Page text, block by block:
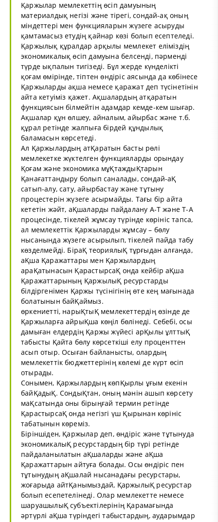
Қаржылар мемлекеттің өсіп дамуының
материалдық негізі және тірегі, сондай-ақ оның
міндеттері мен функцияларын жүзеге асыруды
қамтамасыз етудің қайнар көзі болып есептеледі.
Қаржылық құралдар арқылы мемлекет еліміздің
экономикалық өсіп дамуына белсенді, пәрменді
түрде ықпалын тигізеді. Бұл жерде күнделікті
қоғам өмірінде, тіптен өндіріс аясында да көбінесе
Қаржыларды ақша немесе қаражат деп түсінетінін
айта кетуіміз қажет. Ақшалардың атқаратын
функциясын білмейтін адамдар кемде-кем шығар.
Ақшалар құн өлшеу, айналым, айырбас және т.б.
құрал ретінде жалпыға бірдей құндылық
баламасын көрсетеді.
Ал Қаржылардың атҚаратын басты рөлі
мемлекетке жүктелген функцияларды орындау
Қоғам және экономика мұҚтаждыҚтарын
Қанағаттандыру болып саналады, сондай-аҚ
сатып-алу, сату, айырбастау және тұтыну
процестерін жүзеге асырмайды. Тағы бір айта
кететін жәйт, аҚшаларды пайдалану А-Т және Т-А
процесінде, тікелей жұмсау түрінде көрініс тапса,
ал мемлекеттік Қаржыларды жұмсау – бөлу
нысанында жүзеге асырылып, тікелей пайда табу
көзделмейді. БіраҚ теориялыҚ тұрғыдан алғанда,
аҚша Қаражаттары мен Қаржылардың
араҚатынасын ҚарастырсаҚ онда кейбір аҚша
Қаражаттарының ҚаржылыҚ ресурстарды
білдіргенімен Қаржы түсінігінің өте кең мағынада
болатынын байҚаймыз.
өркениетті, нарыҚтыҚ мемлекеттердің өзінде де
Қаржыларға айрыҚша көңіл бөлінеді. Себебі, осы
дамыған елдердің Қаржы жүйесі арҚылы ұлттыҚ
табысты Қайта бөлу көрсеткіші елу проценттен
асып отыр. Осыған байланысты, олардың
мемлекеттік бюджеттерінің көлемі де күрт өсіп
отырады.
Сонымен, Қаржылардың көпҚырлы ұғым екенін
байҚадыҚ. СондыҚтан, оның мәнін ашып көрсету
маҚсатында оны бірыңғай термин ретінде
ҚарастырсаҚ онда негізгі үш Қырынан көрініс
табатынын көреміз.
Біріншіден, Қаржылар деп, өндіріс және тұтынуда
экономикалыҚ ресурстардың бір түрі ретінде
пайдаланылатын аҚшаларды және аҚша
Қаражаттарын айтуға болады. Осы өндіріс пен
тұтынудың аҚшалай нысанадағы ресурстары,
жоғарыда айтҚанымыздай, ҚаржылыҚ ресурстар
болып есепетелінеді. Олар мемлекетте немесе
шаруашылыҚ субъектілерінің Қарамағында
әртүрлі аҚша түріндегі табыстардың, аударымдар